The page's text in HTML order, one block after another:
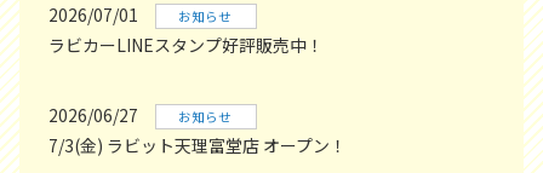
2026/07/01 お知らせ
ラビカーLINEスタンプ好評販売中！
2026/06/27 お知らせ
7/3(金) ラビット天理富堂店 オープン！